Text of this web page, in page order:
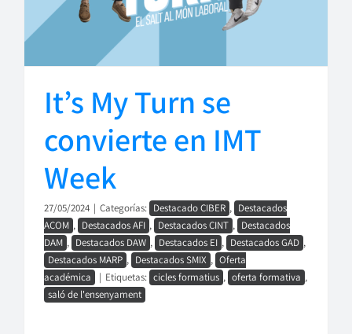
It’s My Turn se
convierte en IMT
Week
27/05/2024 | Categorías: Destacado CIBER , Destacados
ACOM , Destacados AFI , Destacados CINT , Destacados
DAM , Destacados DAW , Destacados EI , Destacados GAD ,
Destacados MARP , Destacados SMIX , Oferta
académica
| Etiquetas: cicles formatius , oferta formativa ,
saló de l'ensenyament